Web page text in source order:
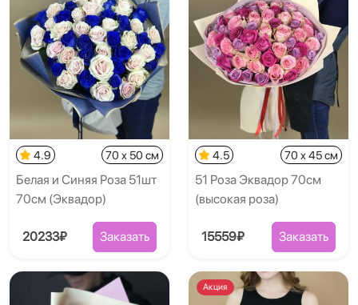
4.9 70 x 50 см
Белая и Синяя Роза 51шт
70см (Эквадор)
20233₽ Заказать
4.5 70 x 45 см
51 Роза Эквадор 70см
(высокая роза)
15559₽ Заказать
Акция